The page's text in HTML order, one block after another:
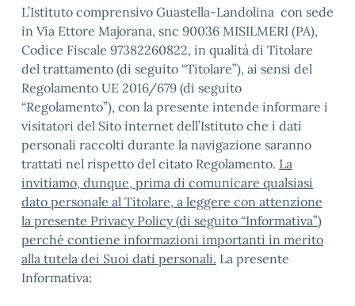
L’Istituto comprensivo Guastella-Landolina con sede
in Via Ettore Majorana, snc 90036 MISILMERI (PA),
Codice Fiscale 97382260822, in qualità di Titolare
del trattamento (di seguito “Titolare”), ai sensi del
Regolamento UE 2016/679 (di seguito
“Regolamento”), con la presente intende informare i
visitatori del Sito internet dell’Istituto che i dati
personali raccolti durante la navigazione saranno
trattati nel rispetto del citato Regolamento. La
invitiamo, dunque, prima di comunicare qualsiasi
dato personale al Titolare, a leggere con attenzione
la presente Privacy Policy (di seguito “Informativa”)
perché contiene informazioni importanti in merito
alla tutela dei Suoi dati personali. La presente
Informativa: